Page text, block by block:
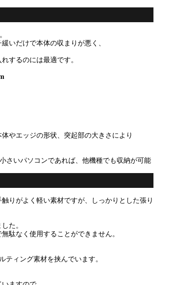
いだけで本体の収まりが悪く、
するのには最適です。
やエッジの形状、突起部の大きさにより
さいパソコンであれば、他機種でも収納が可能
りがよく軽い素材ですが、しっかりとした張り
た。
駄なく使用することができません。
ティング素材を挟んでいます。